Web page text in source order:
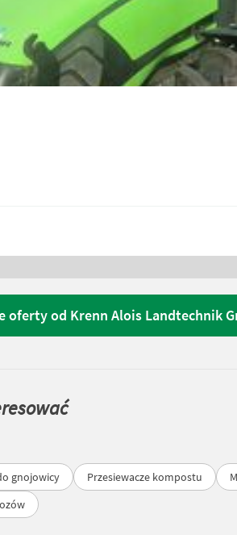
oferty od Krenn Alois Landtechnik
gnojowicy Przesiewacze kompostu